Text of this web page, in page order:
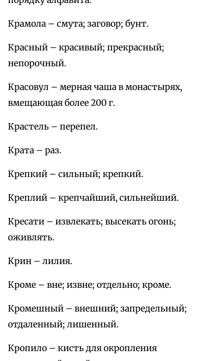
Крамола – смута; заговор; бунт.
Красный – красивый; прекрасный;
непорочный.
Красовул – мерная чаша в монастырях,
вмещающая более 200 г.
Крастель – перепел.
Крата – раз.
Крепкий – сильный; крепкий.
Креплий – крепчайший, сильнейший.
Кресати – извлекать; высекать огонь;
оживлять.
Крин – лилия.
Кроме – вне; извне; отдельно; кроме.
Кромешный – внешний; запредельный;
отдаленный; лишенный.
Кропило – кисть для окропления